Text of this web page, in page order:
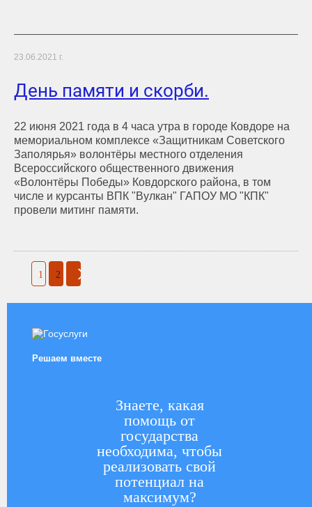
23.06.2021 г.
День памяти и скорби.
22 июня 2021 года в 4 часа утра в городе Ковдоре на
мемориальном комплексе «Защитникам Советского
Заполярья» волонтёры местного отделения
Всероссийского общественного движения
«Волонтёры Победы» Ковдорского района, в том
числе и курсанты ВПК "Вулкан" ГАПОУ МО "КПК"
провели митинг памяти.
1 2
Решаем вместе
Знаете, какая
помощь от
государства
необходима, чтобы
реализовать свой
потенциал на
максимум?